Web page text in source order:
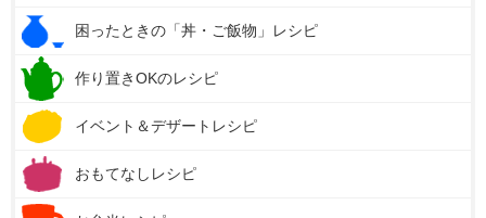
困ったときの「丼・ご飯物」レシピ
作り置きOKのレシピ
イベント＆デザートレシピ
おもてなしレシピ